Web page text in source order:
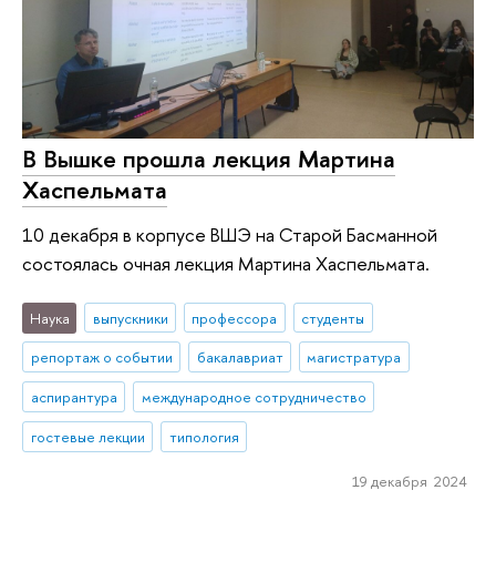
В Вышке прошла лекция Мартина
Хаспельмата
10 декабря в корпусе ВШЭ на Старой Басманной
состоялась очная лекция Мартина Хаспельмата.
Наука выпускники профессора
студенты
репортаж о событии
бакалавриат
магистратура
аспирантура
международное сотрудничество
гостевые лекции
типология
19 декабря 2024